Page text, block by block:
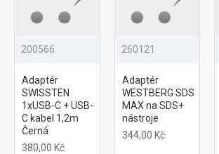
200566
Adaptér
SWISSTEN
1xUSB-C + USB-
C kabel 1,2m
Černá
380,00 Kč
260121
Adaptér
WESTBERG SDS
MAX na SDS+
nástroje
344,00 Kč